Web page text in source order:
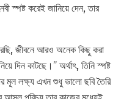
স্পষ্ট করেই জানিয়ে দেন, তার
জীবনে আরও অনেক কিছু করা
দিন কাটছে।’’ অর্থাৎ, তিনি স্পষ্ট
মূল লক্ষ্য এখন শুধু ভালো ছবি তৈরি